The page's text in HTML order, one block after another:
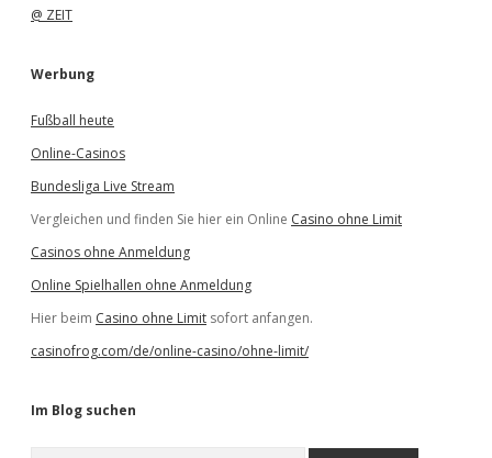
@ ZEIT
Werbung
Fußball heute
Online-Casinos
Bundesliga Live Stream
Vergleichen und finden Sie hier ein Online Casino ohne Limit
Casinos ohne Anmeldung
Online Spielhallen ohne Anmeldung
Hier beim Casino ohne Limit sofort anfangen.
casinofrog.com/de/online-casino/ohne-limit/
Im Blog suchen